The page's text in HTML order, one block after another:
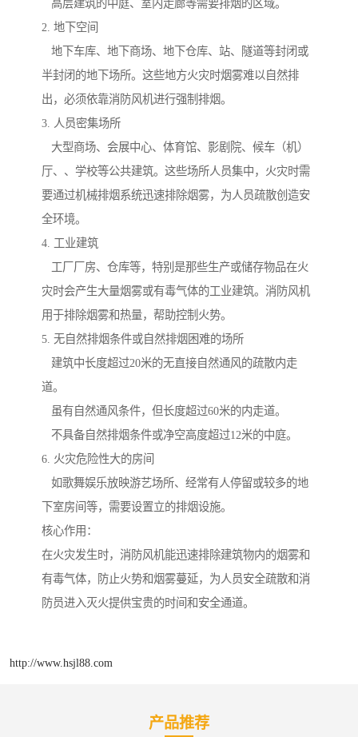
高层建筑的中庭、室内走廊等需要排烟的区域。
2. 地下空间
地下车库、地下商场、地下仓库、站、隧道等封闭或
半封闭的地下场所。这些地方火灾时烟雾难以自然排
出，必须依靠消防风机进行强制排烟。
3. 人员密集场所
大型商场、会展中心、体育馆、影剧院、候车（机）
厅、、学校等公共建筑。这些场所人员集中，火灾时需
要通过机械排烟系统迅速排除烟雾，为人员疏散创造安
全环境。
4. 工业建筑
工厂厂房、仓库等，特别是那些生产或储存物品在火
灾时会产生大量烟雾或有毒气体的工业建筑。消防风机
用于排除烟雾和热量，帮助控制火势。
5. 无自然排烟条件或自然排烟困难的场所
建筑中长度超过20米的无直接自然通风的疏散内走
道。
虽有自然通风条件，但长度超过60米的内走道。
不具备自然排烟条件或净空高度超过12米的中庭。
6. 火灾危险性大的房间
如歌舞娱乐放映游艺场所、经常有人停留或较多的地
下室房间等，需要设置立的排烟设施。
核心作用：
在火灾发生时，消防风机能迅速排除建筑物内的烟雾和
有毒气体，防止火势和烟雾蔓延，为人员安全疏散和消
防员进入灭火提供宝贵的时间和安全通道。
http://www.hsjl88.com
产品推荐